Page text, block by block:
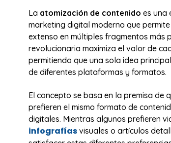
La atomización de contenido es una
marketing digital moderno que
extenso en múltiples fragmentos más
revolucionaria maximiza el valor de
permitiendo que una sola idea
de diferentes plataformas y formatos.
El concepto se basa en la premisa de
prefieren el mismo formato de
digitales. Mientras algunos prefieren
infografías visuales o artículos